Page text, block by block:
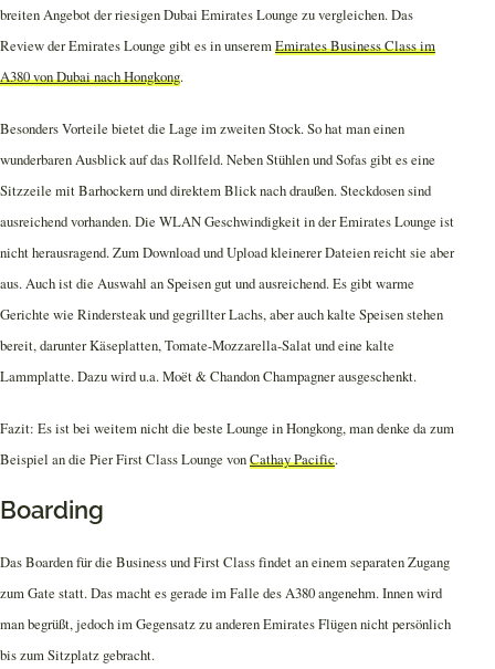
breiten Angebot der riesigen Dubai Emirates Lounge zu vergleichen. Das
Review der Emirates Lounge gibt es in unseremEmirates Business Class im
A380 von Dubai nach Hongkong.
Besonders Vorteile bietet die Lage im zweiten Stock. So hat man einen
wunderbaren Ausblick auf das Rollfeld. Neben Stühlen und Sofas gibt es eine
Sitzzeile mit Barhockern und direktem Blick nach draußen. Steckdosen sind
ausreichend vorhanden. Die WLAN Geschwindigkeit in der Emirates Lounge ist
nicht herausragend. Zum Download und Upload kleinerer Dateien reicht sie aber
aus. Auch ist die Auswahl an Speisen gut und ausreichend. Es gibt warme
Gerichte wie Rindersteak und gegrillter Lachs, aber auch kalte Speisen stehen
bereit, darunter Käseplatten, Tomate-Mozzarella-Salat und eine kalte
Lammplatte. Dazu wird u.a. Moët & Chandon Champagner ausgeschenkt.
Fazit: Es ist bei weitem nicht die beste Lounge in Hongkong, man denke da zum
Beispiel an die Pier First Class Lounge vonCathay Pacific.
Boarding
Das Boarden für die Business und First Class findet an einem separaten Zugang
zum Gate statt. Das macht es gerade im Falle des A380 angenehm. Innen wird
man begrüßt, jedoch im Gegensatz zu anderen Emirates Flügen nicht persönlich
bis zum Sitzplatz gebracht.